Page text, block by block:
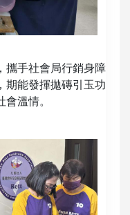
攜手社會局行銷身障
期能發揮拋磚引玉功
溫情。